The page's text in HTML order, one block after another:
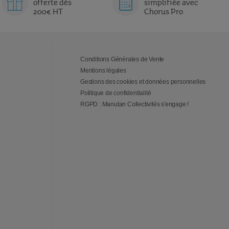
offerte dès
200€ HT
simplifiée avec
Chorus Pro
Conditions Générales de Vente
Mentions légales
Gestions des cookies et données personnelles
Politique de confidentialité
RGPD : Manutan Collectivités s'engage !